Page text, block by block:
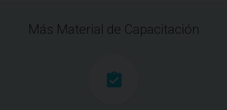
Más Material de Capacitación